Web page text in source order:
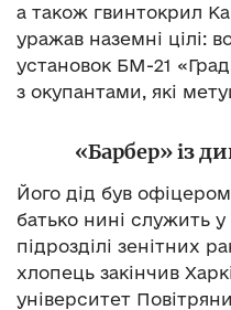
а також гвинтокрил
уражав наземні цілі:
установок БМ-21
з окупантами, які
«Барбер» із
Його дід був
батько нині служить
підрозділі зенітних
хлопець закінчив
університет